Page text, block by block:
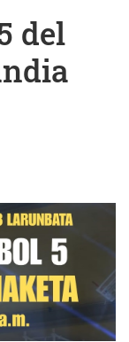
del